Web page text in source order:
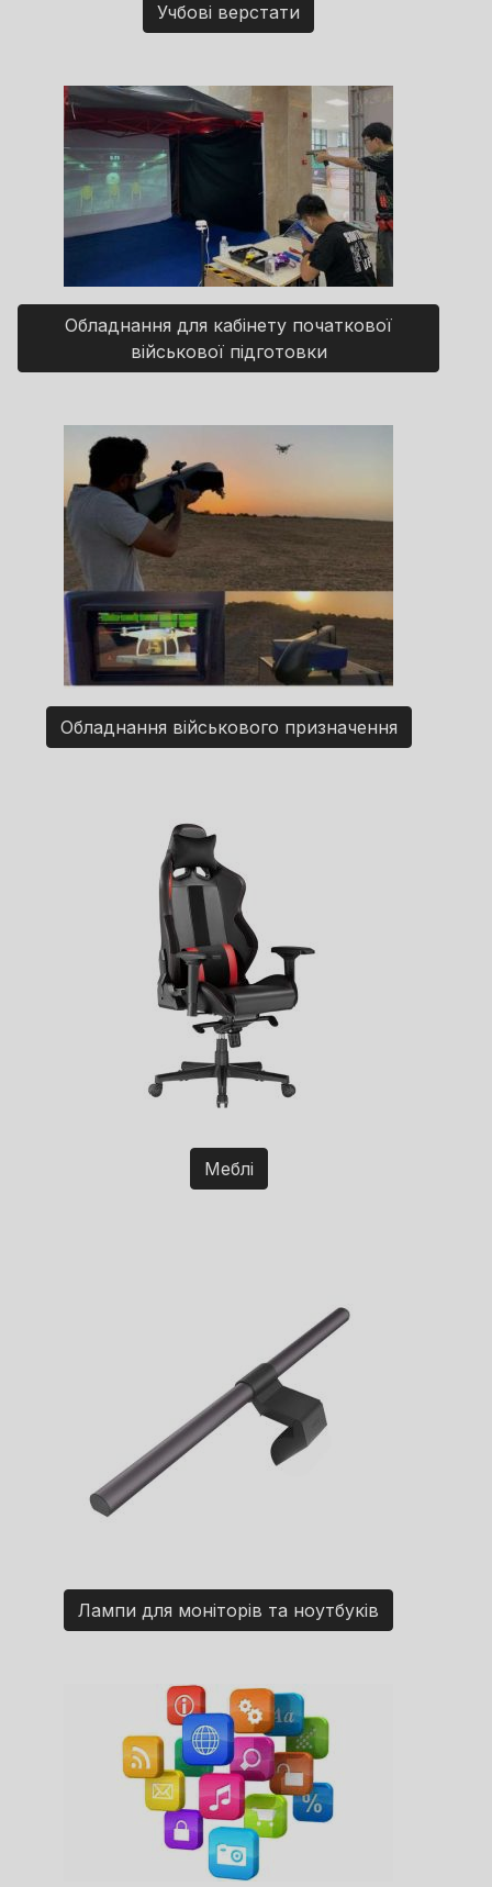
Учбові верстати
Обладнання для кабінету початкової
військової підготовки
Обладнання військового призначення
Меблі
Лампи для моніторів та ноутбуків